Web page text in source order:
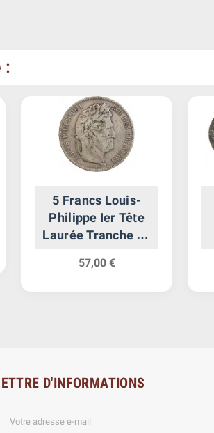
:
5 Francs Louis-
Philippe Ier Tête
Laurée Tranche En
57,00 €
D'INFORMATIONS